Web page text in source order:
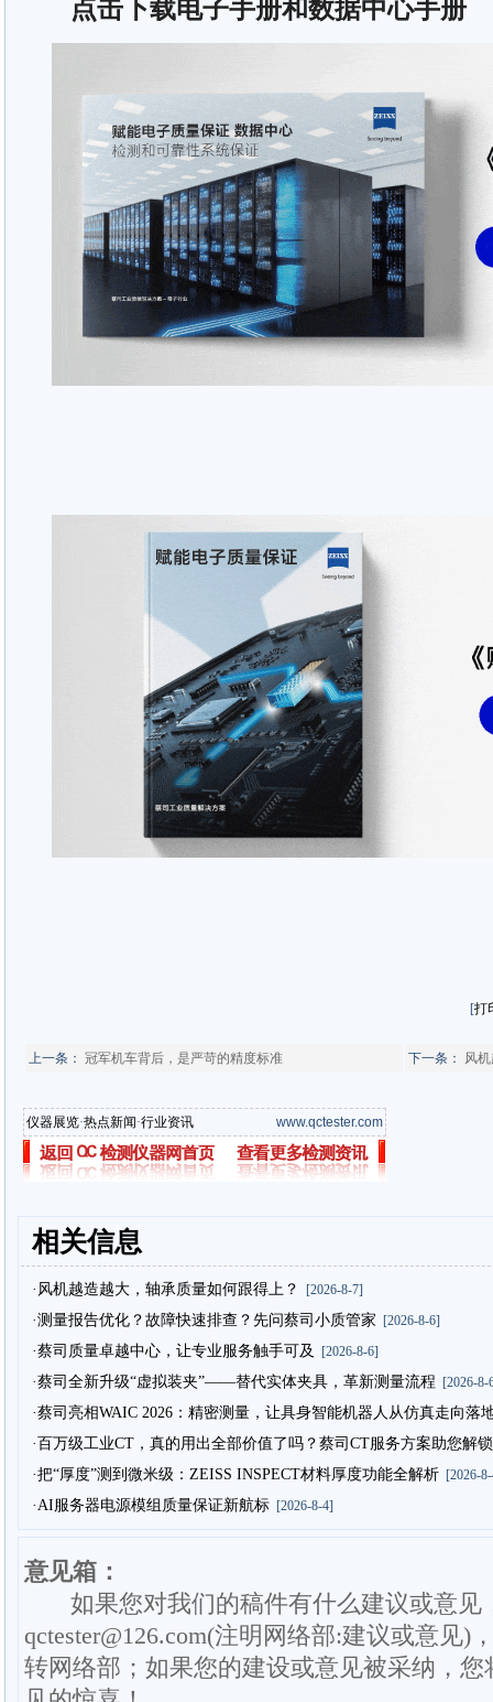
点击下载电子手册和数据中心手册
[打
上一条： 冠军机车背后，是严苛的精度标准 下一条： 风
仪器展览·热点新闻·行业资讯 www.qctester.com
相关信息
·风机越造越大，轴承质量如何跟得上？ [2026-8-7]
·测量报告优化？故障快速排查？先问蔡司小质管家 [2026-8-6]
·蔡司质量卓越中心，让专业服务触手可及 [2026-8-6]
·蔡司全新升级“虚拟装夹”——替代实体夹具，革新测量流程 [2026-8-
·蔡司亮相WAIC 2026：精密测量，让具身智能机器人从仿真走向落
·百万级工业CT，真的用出全部价值了吗？蔡司CT服务方案助您解
·把“厚度”测到微米级：ZEISS INSPECT材料厚度功能全解析[2026-8-
·AI服务器电源模组质量保证新航标[2026-8-4]
意见箱：
如果您对我们的稿件有什么建议或意见
qctester@126.com(注明网络部:建议或意见)
转网络部；如果您的建设或意见被采纳，